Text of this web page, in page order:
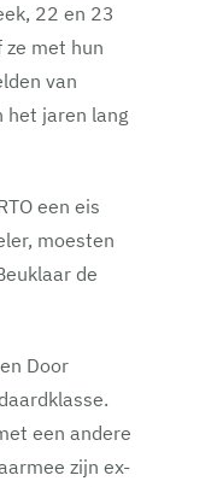
22 en 23
ze met hun
van
het jaren lang
een eis
moesten
de
Door
een andere
zijn ex-